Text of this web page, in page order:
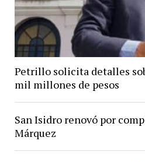
Petrillo solicita detalles
mil millones de pesos
San Isidro renovó por
Márquez